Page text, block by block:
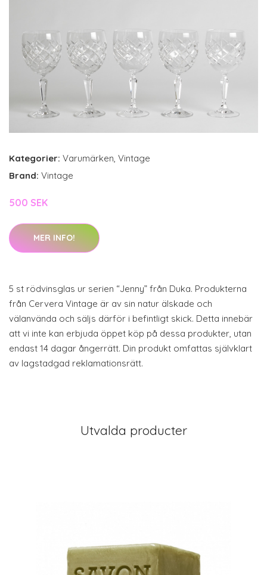
Kategorier: Varumärken, Vintage
Brand: Vintage
500 SEK
MER INFO!
5 st rödvinsglas ur serien “Jenny” från Duka. Produkterna
från Cervera Vintage är av sin natur älskade och
välanvända och säljs därför i befintligt skick. Detta innebär
att vi inte kan erbjuda öppet köp på dessa produkter, utan
endast 14 dagar ångerrätt. Din produkt omfattas självklart
av lagstadgad reklamationsrätt.
Utvalda producter